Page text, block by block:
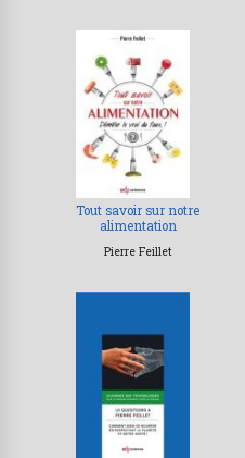
Tout savoir sur notre
alimentation
Pierre Feillet